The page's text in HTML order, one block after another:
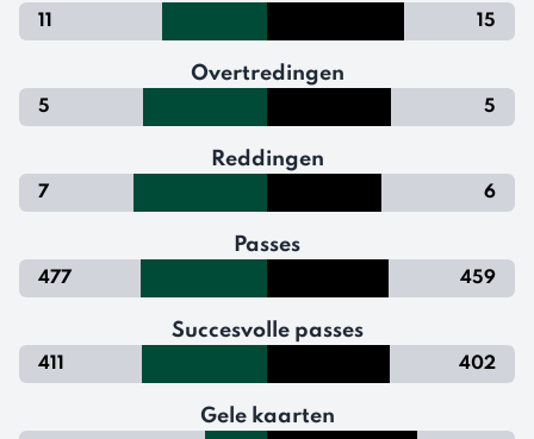
11 15
Overtredingen
5 5
Reddingen
7 6
Passes
477 459
Succesvolle passes
411 402
Gele kaarten